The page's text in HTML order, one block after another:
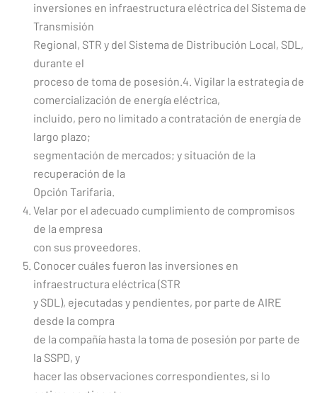
inversiones en infraestructura eléctrica del Sistema de
Transmisión
Regional, STR y del Sistema de Distribución Local, SDL,
durante el
proceso de toma de posesión.4. Vigilar la estrategia de
comercialización de energía eléctrica,
incluido, pero no limitado a contratación de energía de
largo plazo;
segmentación de mercados; y situación de la
recuperación de la
Opción Tarifaria.
Velar por el adecuado cumplimiento de compromisos
de la empresa
con sus proveedores.
Conocer cuáles fueron las inversiones en
infraestructura eléctrica (STR
y SDL), ejecutadas y pendientes, por parte de AIRE
desde la compra
de la compañía hasta la toma de posesión por parte de
la SSPD, y
hacer las observaciones correspondientes, si lo